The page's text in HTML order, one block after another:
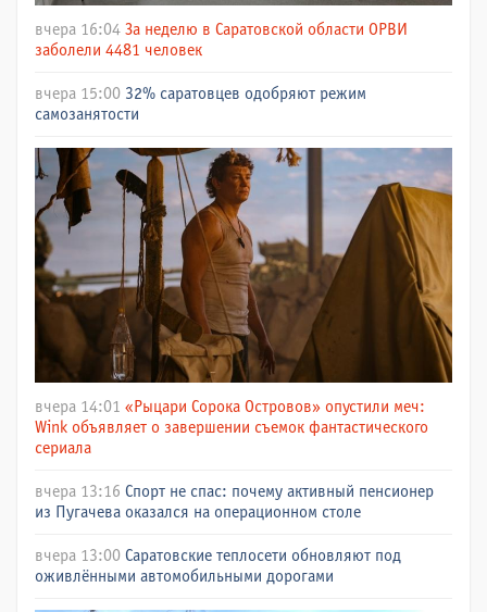
вчера 16:04 За неделю в Саратовской области ОРВИ
заболели 4481 человек
вчера 15:00 32% саратовцев одобряют режим
самозанятости
вчера 14:01 «Рыцари Сорока Островов» опустили меч:
Wink объявляет о завершении съемок фантастического
сериала
вчера 13:16 Спорт не спас: почему активный пенсионер
из Пугачева оказался на операционном столе
вчера 13:00 Саратовские теплосети обновляют под
оживлёнными автомобильными дорогами